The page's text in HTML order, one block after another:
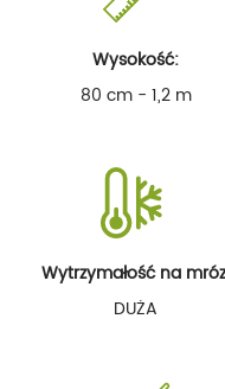
Wysokość:
80 cm - 1,2 m
Wytrzymałość na
DUŻA